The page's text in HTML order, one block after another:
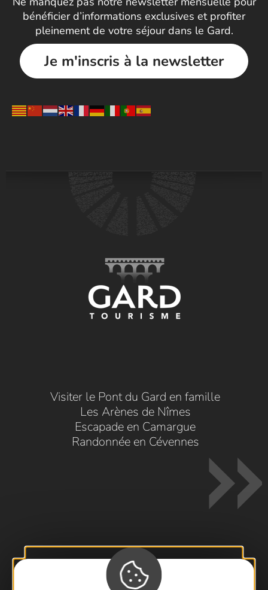
bénéficier d’informations exclusives et profiter
pleinement de votre séjour dans le Gard.
Je m'inscris à la newsletter
Visiter le Pont du Gard en famille
Les Arènes de Nîmes
Escapade en Camargue
Randonnée en Cévennes
Contactez-nous !
Foire aux questions